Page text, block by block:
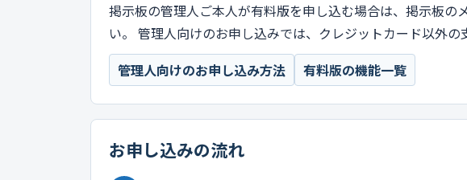
掲示板の管理人ご本人が有料版を申し込む場合は、掲示板の
い。 管理人向けのお申し込みでは、クレジットカード以外の
管理人向けのお申し込み方法
有料版の機能一覧
お申し込みの流れ